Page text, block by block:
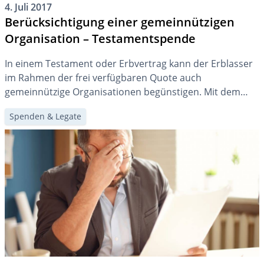
4. Juli 2017
Berücksichtigung einer gemeinnützigen
Organisation – Testamentspende
In einem Testament oder Erbvertrag kann der Erblasser
im Rahmen der frei verfügbaren Quote auch
gemeinnützige Organisationen begünstigen. Mit dem
Vermächtnis kann er eine Organisation am Nachlass
beteiligen, ohne dass die Organisation dabei eine
Erbenstellung bekommt.
Spenden & Legate